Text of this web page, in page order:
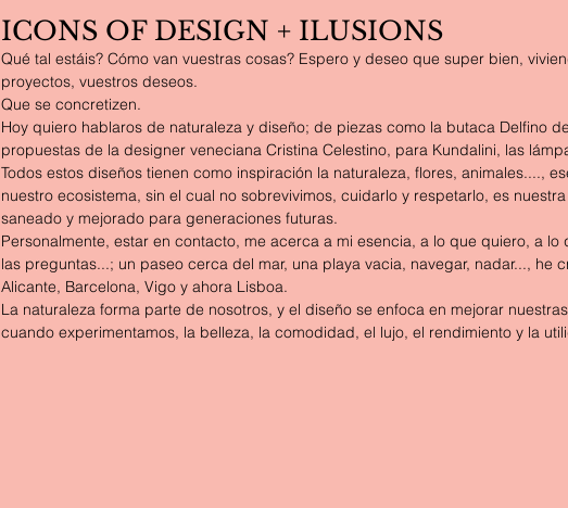
ICONS OF DESIGN + ILUSIONS
Qué tal estáis? Cómo van vuestras cosas? Espero y deseo que super bien,
proyectos, vuestros deseos.
Que se concretizen.
Hoy quiero hablaros de naturaleza y diseño; de piezas como la butaca Delfino
propuestas de la designer veneciana Cristina Celestino, para Kundalini, las
Todos estos diseños tienen como inspiración la naturaleza, flores, animales....,
nuestro ecosistema, sin el cual no sobrevivimos, cuidarlo y respetarlo, es
saneado y mejorado para generaciones futuras.
Personalmente, estar en contacto, me acerca a mi esencia, a lo que quiero, a lo
las preguntas...; un paseo cerca del mar, una playa vacia, navegar, nadar..., he
Alicante, Barcelona, Vigo y ahora Lisboa.
La naturaleza forma parte de nosotros, y el diseño se enfoca en mejorar
cuando experimentamos, la belleza, la comodidad, el lujo, el rendimiento y la